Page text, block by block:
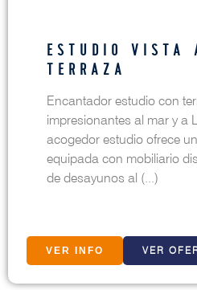
ESTUDIO VISTA
TERRAZA
Encantador estudio con
impresionantes al mar y a
acogedor estudio ofrece
equipada con mobiliario
de desayunos al (...)
VER INFO VER